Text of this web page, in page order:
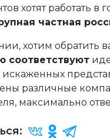
хотят работать
частная
хотим обратить
соответствуют
искаженных
различные
максимально